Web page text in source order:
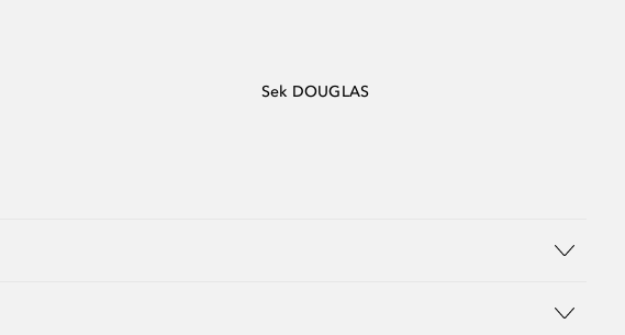
Sek DOUGLAS